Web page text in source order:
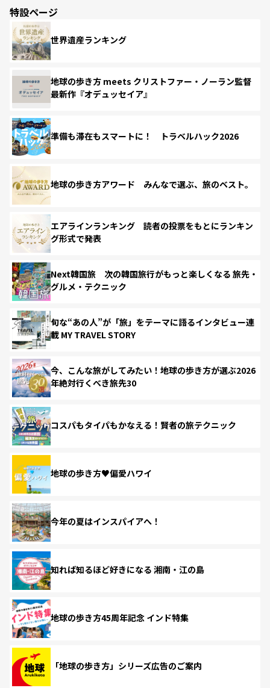
特設ページ
世界遺産ランキング
地球の歩き方 meets クリストファー・ノーラン監督
最新作『オデュッセイア』
準備も滞在もスマートに！ トラベルハック2026
地球の歩き方アワード みんなで選ぶ、旅のベスト。
エアラインランキング 読者の投票をもとにランキン
グ形式で発表
Next韓国旅 次の韓国旅行がもっと楽しくなる 旅先・
グルメ・テクニック
旬な“あの人”が「旅」をテーマに語るインタビュー連
載 MY TRAVEL STORY
今、こんな旅がしてみたい！地球の歩き方が選ぶ2026
年絶対行くべき旅先30
コスパもタイパもかなえる！賢者の旅テクニック
地球の歩き方♥偏愛ハワイ
今年の夏はインスパイアへ！
知れば知るほど好きになる 湘南・江の島
地球の歩き方45周年記念 インド特集
「地球の歩き方」シリーズ広告のご案内